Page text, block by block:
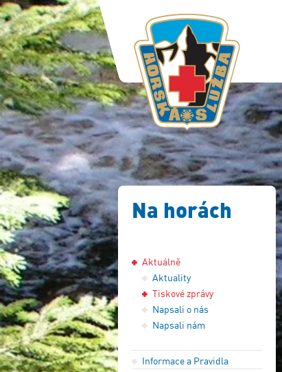
Na horách
Aktuálně
Aktuality
Tiskové zprávy
Napsali o nás
Napsali nám
Informace a Pravidla